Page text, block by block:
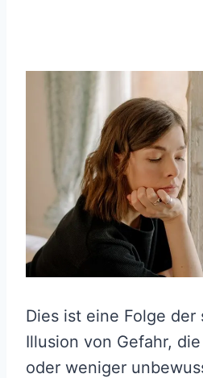
Dies ist eine Folge der
Illusion von Gefahr,
oder weniger